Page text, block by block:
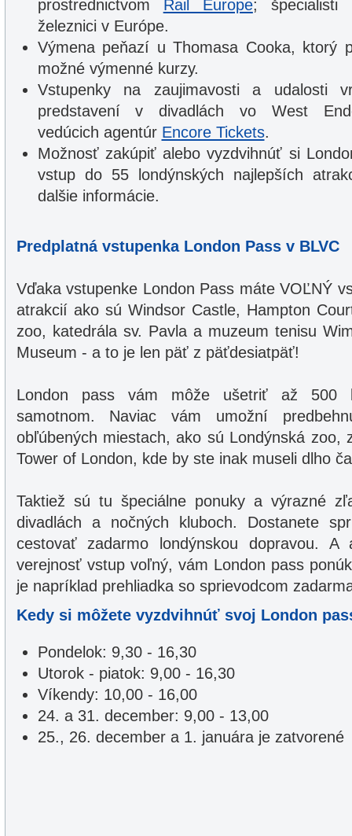
prostrednictvom Rail Europe; špecialisti
železnici v Európe.
Výmena peňazí u Thomasa Cooka, ktorý
možné výmenné kurzy.
Vstupenky na zaujimavosti a udalosti
predstavení v divadlách vo West
vedúcich agentúr Encore Tickets.
Možnosť zakúpiť alebo vyzdvihnúť si
vstup do 55 londýnských najlepších
dalšie informácie.
Predplatná vstupenka London Pass v BLVC
Vďaka vstupenke London Pass máte VOĽNÝ
atrakcií ako sú Windsor Castle, Hampton
zoo, katedrála sv. Pavla a muzeum tenisu
Museum - a to je len päť z päťdesiatpäť!
London pass vám môže ušetriť až 500
samotnom. Naviac vám umožní
obľúbených miestach, ako sú Londýnská zoo,
Tower of London, kde by ste inak museli dlho
Taktiež sú tu špeciálne ponuky a výrazné
divadlách a nočných kluboch. Dostanete
cestovať zadarmo londýnskou dopravou.
verejnosť vstup voľný, vám London pass
je napríklad prehliadka so sprievodcom
Kedy si môžete vyzdvihnúť svoj London
Pondelok: 9,30 - 16,30
Utorok - piatok: 9,00 - 16,30
Víkendy: 10,00 - 16,00
24. a 31. december: 9,00 - 13,00
25., 26. december a 1. januára je zatvorené